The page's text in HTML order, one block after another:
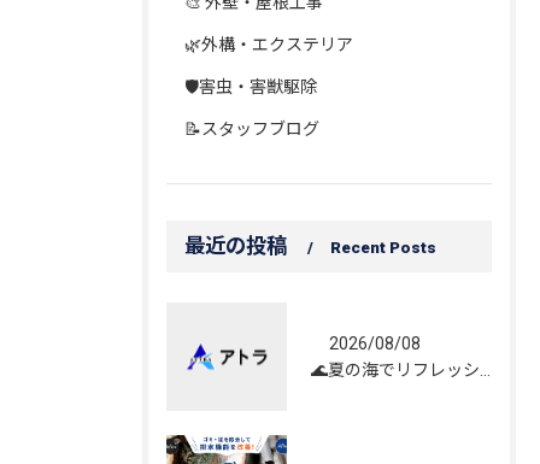
🌿外構・エクステリア
🛡️害虫・害獣駆除
📝スタッフブログ
最近の投稿 Recent Posts
2026/08/08